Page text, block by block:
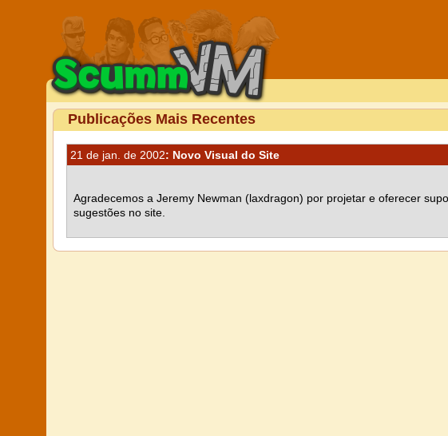
Publicações Mais Recentes
21 de jan. de 2002: Novo Visual do Site
Agradecemos a Jeremy Newman (laxdragon) por projetar e oferecer
sugestões no site.